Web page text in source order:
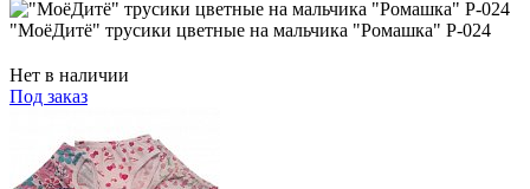
"МоёДитё" трусики цветные на мальчика "Ромашка" Р-024
Нет в наличии
Под заказ